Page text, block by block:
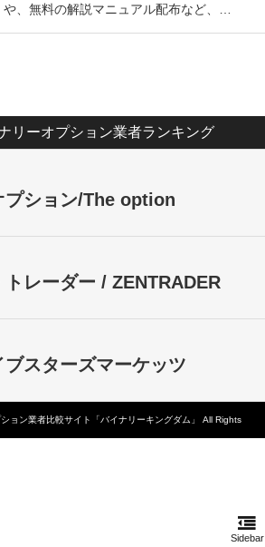
Sidebar
や、無料の解説マニュアル配布など、…
リーオプション業者ランキング
プション/The option
トレーダー / ZENTRADER
ブスターズマーケッツ
ョン業者比較サイト「バイナリーキングダム」 All Rights